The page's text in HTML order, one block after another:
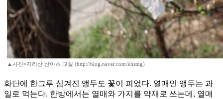
▲사진=지리산 산야초 교실 (http://blog.naver.com/khsmg)
화단에 한그루 심겨진 앵두도 꽃이 피었다. 열매인 앵두는 과
일로 먹는다. 한방에서는 열매와 가지를 약재로 쓰는데, 열매